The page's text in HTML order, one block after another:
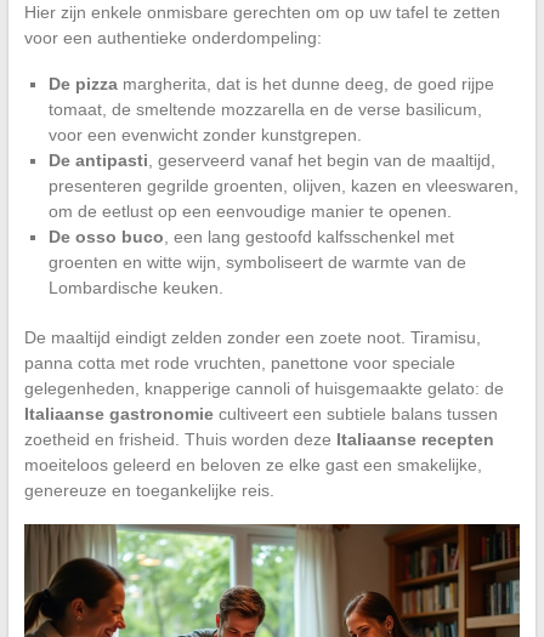
Hier zijn enkele onmisbare gerechten om op uw tafel te zetten
voor een authentieke onderdompeling:
De pizzamargherita, dat is het dunne deeg, de goed rijpe
tomaat, de smeltende mozzarella en de verse basilicum,
voor een evenwicht zonder kunstgrepen.
De antipasti , geserveerd vanaf het begin van de maaltijd,
presenteren gegrilde groenten, olijven, kazen en vleeswaren,
om de eetlust op een eenvoudige manier te openen.
De osso buco , een lang gestoofd kalfsschenkel met
groenten en witte wijn, symboliseert de warmte van de
Lombardische keuken.
De maaltijd eindigt zelden zonder een zoete noot. Tiramisu,
panna cotta met rode vruchten, panettone voor speciale
gelegenheden, knapperige cannoli of huisgemaakte gelato: de
Italiaanse gastronomiecultiveert een subtiele balans tussen
zoetheid en frisheid. Thuis worden deze Italiaanse recepten
moeiteloos geleerd en beloven ze elke gast een smakelijke,
genereuze en toegankelijke reis.